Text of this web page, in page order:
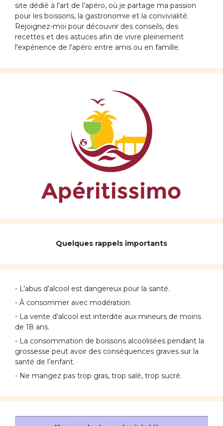
site dédié à l'art de l'apéro, où je partage ma passion
pour les boissons, la gastronomie et la convivialité.
Rejoignez-moi pour découvrir des conseils, des
recettes et des astuces afin de vivre pleinement
l'expérience de l'apéro entre amis ou en famille.
Quelques rappels importants
- L’abus d’alcool est dangereux pour la santé.
- À consommer avec modération.
- La vente d’alcool est interdite aux mineurs de moins
de 18 ans.
- La consommation de boissons alcoolisées pendant la
grossesse peut avoir des conséquences graves sur la
santé de l’enfant.
- Ne mangez pas trop gras, trop salé, trop sucré.